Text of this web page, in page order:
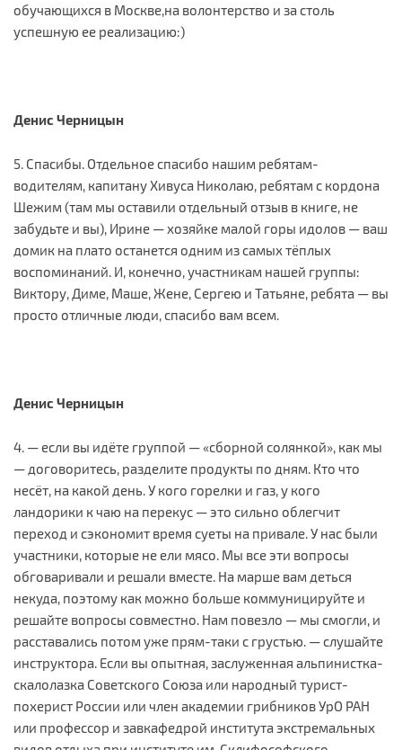
обучающихся в Москве,на волонтерство и за столь
успешную ее реализацию:)
Денис Черницын
5. Спасибы. Отдельное спасибо нашим ребятам-
водителям, капитану Хивуса Николаю, ребятам с кордона
Шежим (там мы оставили отдельный отзыв в книге, не
забудьте и вы), Ирине — хозяйке малой горы идолов — ваш
домик на плато останется одним из самых тёплых
воспоминаний. И, конечно, участникам нашей группы:
Виктору, Диме, Маше, Жене, Сергею и Татьяне, ребята — вы
просто отличные люди, спасибо вам всем.
Денис Черницын
4. — если вы идёте группой — «сборной солянкой», как мы
— договоритесь, разделите продукты по дням. Кто что
несёт, на какой день. У кого горелки и газ, у кого
ландорики к чаю на перекус — это сильно облегчит
переход и сэкономит время суеты на привале. У нас были
участники, которые не ели мясо. Мы все эти вопросы
обговаривали и решали вместе. На марше вам деться
некуда, поэтому как можно больше коммуницируйте и
решайте вопросы совместно. Нам повезло — мы смогли, и
расставались потом уже прям-таки с грустью. — слушайте
инструктора. Если вы опытная, заслуженная альпинистка-
скалолазка Советского Союза или народный турист-
похерист России или член академии грибников УрО РАН
или профессор и завкафедрой института экстремальных